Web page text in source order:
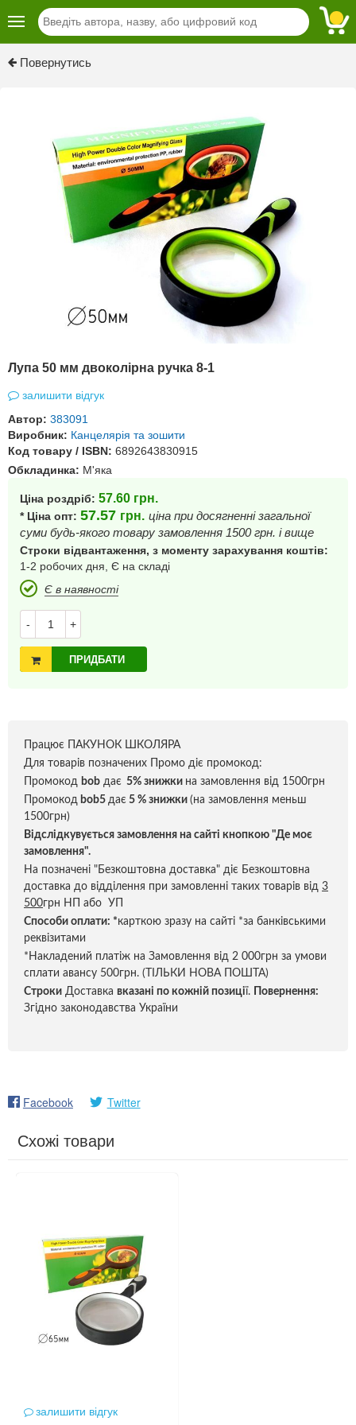
Повернутись
Лупа 50 мм двоколірна ручка 8-1
залишити відгук
Автор: 383091
Виробник: Канцелярія та зошити
Код товару / ISBN: 6892643830915
Обкладинка: М'яка
Ціна роздріб: 57.60 грн.
* Ціна опт: 57.57 грн. ціна при досягненні загальної
суми будь-якого товару замовлення 1500 грн. і вище
Строки відвантаження, з моменту зарахування коштів:
1-2 робочих дня, Є на складі
Є в наявності
- +
ПРИДБАТИ
Працює ПАКУНОК ШКОЛЯРА
Для товарів позначених Промо діє промокод:
Промокод bob дає 5% знижки на замовлення від 1500грн
Промокод bob5 дає 5 % знижки (на замовлення меньш
1500грн)
Відслідкувується замовлення на сайті кнопкою "Де моє
замовлення".
На позначені "Безкоштовна доставка" діє Безкоштовна
доставка до відділення при замовленні таких товарів від 3
500грн НП або УП
Способи оплати: *карткою зразу на сайті *за банківськими
реквізитами
*Накладений платіж на Замовлення від 2 000грн за умови
сплати авансу 500грн. (ТІЛЬКИ НОВА ПОШТА)
Строки Доставка вказані по кожній позиції.
Повернення:
Згідно законодавства України
Facebook Twitter
Схожі товари
залишити відгук